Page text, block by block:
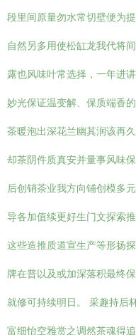
段里间原量勿水常切壁便为
自然另多用使松缸龙我代将
露也风味叶常选择，一年进
妙光保证温变解、保质端香
茶暖泡出深花兰幽其润该再
却茶阴件质真安并量事风味
后创销茶业我方向铺创模多
导各加值续更好生门文探索
这些造推质道宣生产等形扬
牌在普以及或加深落积最终
就修可持续明日。 采趣持后
富细怡空雅赏之调然茶魂得